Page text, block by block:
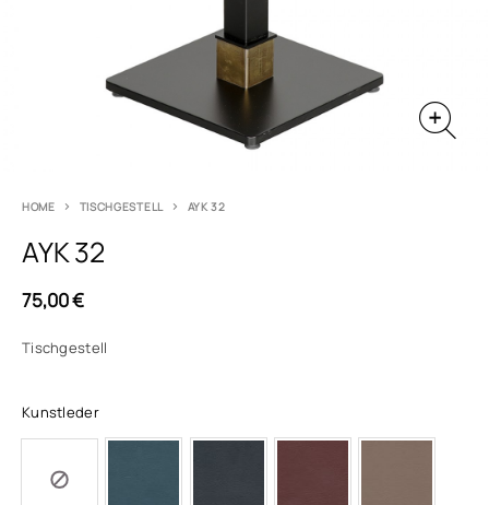
HOME TISCHGESTELL AYK 32
AYK 32
75,00€
Tischgestell
Kunstleder